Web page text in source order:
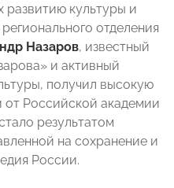
культуры и
отделения
Назаров, известный
и активный
получил высокую
от Российской академии
результатом
на сохранение и
России.